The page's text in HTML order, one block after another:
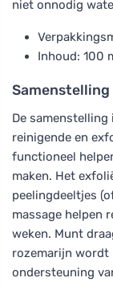
niet onnodig
Inhoud: 100
Samenstelling
De samenstelling
reinigende en
functioneel
maken. Het
peelingdeeltjes
massage helpen
weken. Munt
rozemarijn
ondersteuning